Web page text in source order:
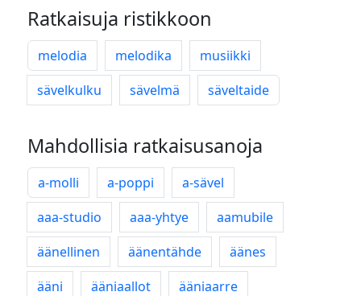
Ratkaisuja ristikkoon
melodia melodika
musiikki
sävelkulku
sävelmä säveltaide
Mahdollisia ratkaisusanoja
a-molli a-poppi
a-sävel
aaa-studio
aaa-yhtye
aamubile
äänellinen
äänentähde
äänes
ääni
ääniaallot
ääniaarre